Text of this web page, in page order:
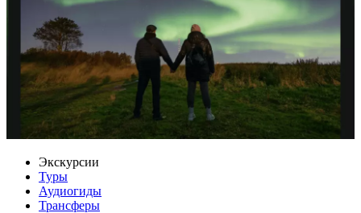
Экскурсии
Туры
Аудиогиды
Трансферы